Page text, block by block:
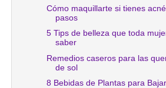
Cómo maquillarte si tienes
pasos
5 Tips de belleza que toda
saber
Remedios caseros para las
de sol
8 Bebidas de Plantas para